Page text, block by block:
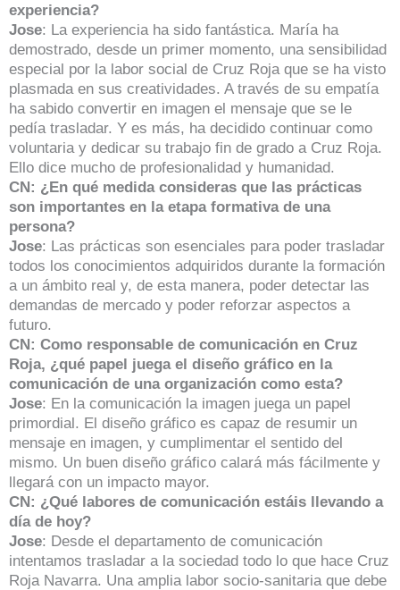
experiencia?
Jose: La experiencia ha sido fantástica. María ha
demostrado, desde un primer momento, una sensibilidad
especial por la labor social de Cruz Roja que se ha visto
plasmada en sus creatividades. A través de su empatía
ha sabido convertir en imagen el mensaje que se le
pedía trasladar. Y es más, ha decidido continuar como
voluntaria y dedicar su trabajo fin de grado a Cruz Roja.
Ello dice mucho de profesionalidad y humanidad.
CN: ¿En qué medida consideras que las prácticas
son importantes en la etapa formativa de una
persona?
Jose: Las prácticas son esenciales para poder trasladar
todos los conocimientos adquiridos durante la formación
a un ámbito real y, de esta manera, poder detectar las
demandas de mercado y poder reforzar aspectos a
futuro.
CN: Como responsable de comunicación en Cruz
Roja, ¿qué papel juega el diseño gráfico en la
comunicación de una organización como esta?
Jose: En la comunicación la imagen juega un papel
primordial. El diseño gráfico es capaz de resumir un
mensaje en imagen, y cumplimentar el sentido del
mismo. Un buen diseño gráfico calará más fácilmente y
llegará con un impacto mayor.
CN: ¿Qué labores de comunicación estáis llevando a
día de hoy?
Jose: Desde el departamento de comunicación
intentamos trasladar a la sociedad todo lo que hace Cruz
Roja Navarra. Una amplia labor socio-sanitaria que debe